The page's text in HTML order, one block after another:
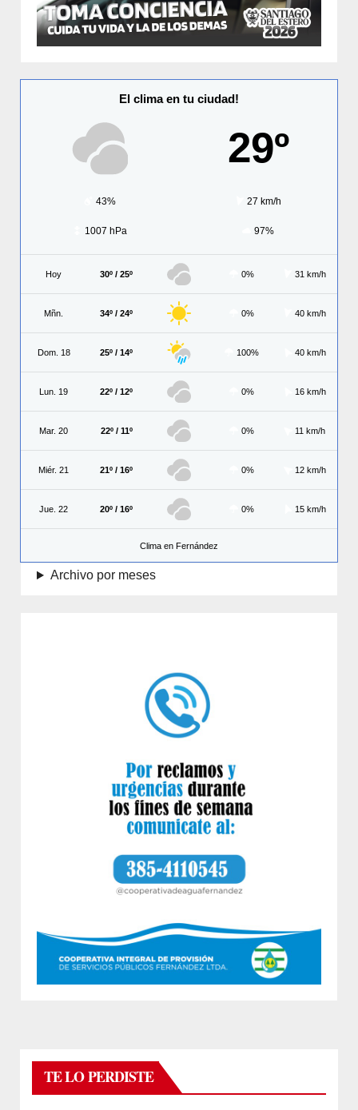
El clima en tu ciudad!
29º
43% 27 km/h
1007 hPa 97%
Hoy 30º / 25º 0% 31 km/h
Mñn. 34º / 24º 0% 40 km/h
Dom. 18 25º / 14º 100% 40 km/h
Lun. 19 22º / 12º 0% 16 km/h
Mar. 20 22º / 11º 0% 11 km/h
Miér. 21 21º / 16º 0% 12 km/h
Jue. 22 20º / 16º 0% 15 km/h
Clima en Fernández
Archivo por meses
TE LO PERDISTE